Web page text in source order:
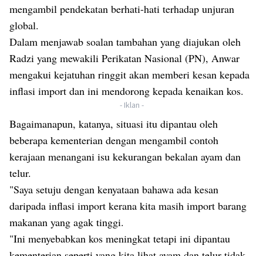
mengambil pendekatan berhati-hati terhadap unjuran
global.
Dalam menjawab soalan tambahan yang diajukan oleh
Radzi yang mewakili Perikatan Nasional (PN), Anwar
mengakui kejatuhan ringgit akan memberi kesan kepada
inflasi import dan ini mendorong kepada kenaikan kos.
- Iklan -
Bagaimanapun, katanya, situasi itu dipantau oleh
beberapa kementerian dengan mengambil contoh
kerajaan menangani isu kekurangan bekalan ayam dan
telur.
"Saya setuju dengan kenyataan bahawa ada kesan
daripada inflasi import kerana kita masih import barang
makanan yang agak tinggi.
"Ini menyebabkan kos meningkat tetapi ini dipantau